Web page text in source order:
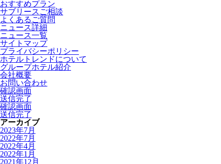
おすすめプラン
サブリースご相談
よくあるご質問
ニュース詳細
ニュース一覧
サイトマップ
プライバシーポリシー
ホテルトレンドについて
グループホテル紹介
会社概要
お問い合わせ
確認画面
送信完了
確認画面
送信完了
アーカイブ
2023年7月
2022年7月
2022年4月
2022年1月
2021年12月